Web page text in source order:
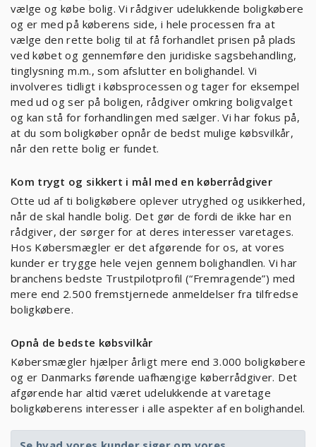
vælge og købe bolig. Vi rådgiver udelukkende boligkøbere
og er med på køberens side, i hele processen fra at
vælge den rette bolig til at få forhandlet prisen på plads
ved købet og gennemføre den juridiske sagsbehandling,
tinglysning m.m., som afslutter en bolighandel. Vi
involveres tidligt i købsprocessen og tager for eksempel
med ud og ser på boligen, rådgiver omkring boligvalget
og kan stå for forhandlingen med sælger. Vi har fokus på,
at du som boligkøber opnår de bedst mulige købsvilkår,
når den rette bolig er fundet.
Kom trygt og sikkert i mål med en køberrådgiver
Otte ud af ti boligkøbere oplever utryghed og usikkerhed,
når de skal handle bolig. Det gør de fordi de ikke har en
rådgiver, der sørger for at deres interesser varetages.
Hos Købersmægler er det afgørende for os, at vores
kunder er trygge hele vejen gennem bolighandlen. Vi har
branchens bedste Trustpilotprofil (“Fremragende”) med
mere end 2.500 fremstjernede anmeldelser fra tilfredse
boligkøbere.
Opnå de bedste købsvilkår
Købersmægler hjælper årligt mere end 3.000 boligkøbere
og er Danmarks førende uafhængige køberrådgiver. Det
afgørende har altid været udelukkende at varetage
boligkøberens interesser i alle aspekter af en bolighandel.